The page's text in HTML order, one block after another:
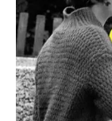
Club